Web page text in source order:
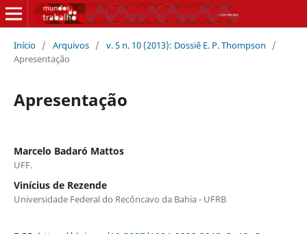
Início / Arquivos / v. 5 n. 10 (2013): Dossiê E. P. Thompson
/
Apresentação
Apresentação
Marcelo Badaró Mattos
UFF.
Vinícius de Rezende
Universidade Federal do Recôncavo da Bahia - UFRB